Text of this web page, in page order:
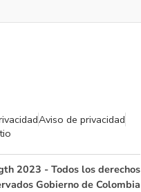
Aviso de privacidad
2023 - Todos los derechos
Gobierno de Colombia